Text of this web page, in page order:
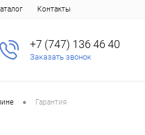
Контакты
+7 (747) 136 46 40
Заказать звонок
• Гарантия